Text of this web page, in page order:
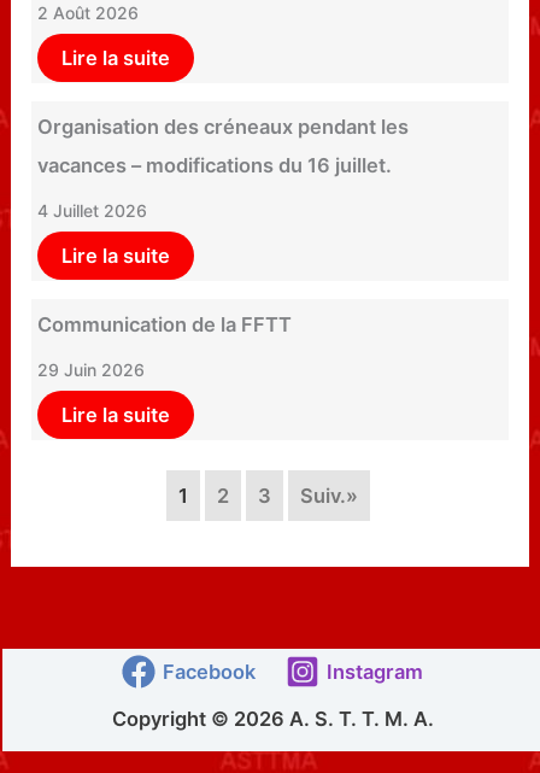
2 Août 2026
Lire la suite
Organisation des créneaux pendant les
vacances – modifications du 16 juillet.
4 Juillet 2026
Lire la suite
Communication de la FFTT
29 Juin 2026
Lire la suite
1 2 3 Suiv.»
Facebook
Instagram
Copyright © 2026 A. S. T. T. M. A.